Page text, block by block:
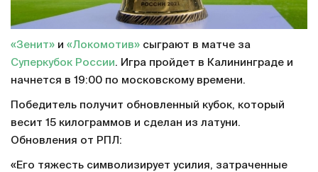
«Зенит» и «Локомотив» сыграют в матче за
Суперкубок России. Игра пройдет в Калининграде и
начнется в 19:00 по московскому времени.
Победитель получит обновленный кубок, который
весит 15 килограммов и сделан из латуни.
Обновления от РПЛ:
«Его тяжесть символизирует усилия, затраченные